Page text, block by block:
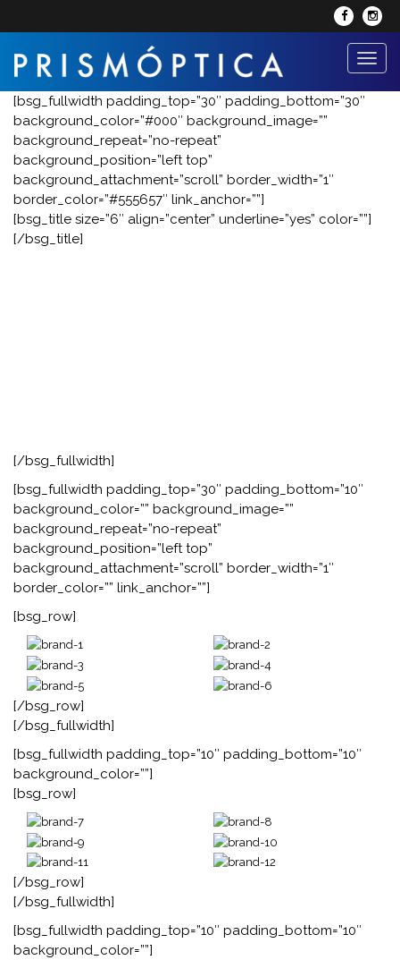
[bsg_fullwidth padding_top=”30″ padding_bottom=”30″
background_color=”#000″ background_image=””
background_repeat=”no-repeat”
background_position=”left top”
background_attachment=”scroll” border_width=”1″
border_color=”#555657″ link_anchor=””]
[bsg_title size=”6″ align=”center” underline=”yes” color=””]
[/bsg_title]
[/bsg_fullwidth]
[bsg_fullwidth padding_top=”30″ padding_bottom=”10″
background_color=”” background_image=””
background_repeat=”no-repeat”
background_position=”left top”
background_attachment=”scroll” border_width=”1″
border_color=”” link_anchor=””]
[bsg_row]
[/bsg_row]
[/bsg_fullwidth]
[bsg_fullwidth padding_top=”10″ padding_bottom=”10″
background_color=””]
[bsg_row]
[/bsg_row]
[/bsg_fullwidth]
[bsg_fullwidth padding_top=”10″ padding_bottom=”10″
background_color=””]